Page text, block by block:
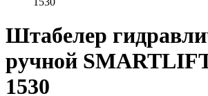
Штабелер
ручной
1530